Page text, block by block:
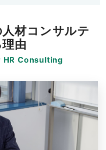
材コンサルテ
由
HR Consulting